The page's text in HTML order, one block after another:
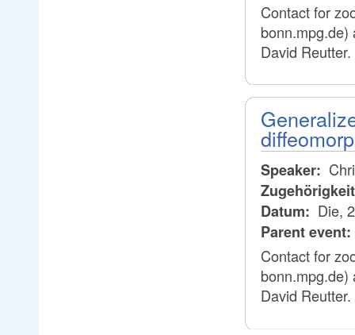
Contact for
bonn.mpg.de)
David Reutter.
Speaker:
Datum: Die,
Parent event:
Contact for
bonn.mpg.de)
David Reutter.